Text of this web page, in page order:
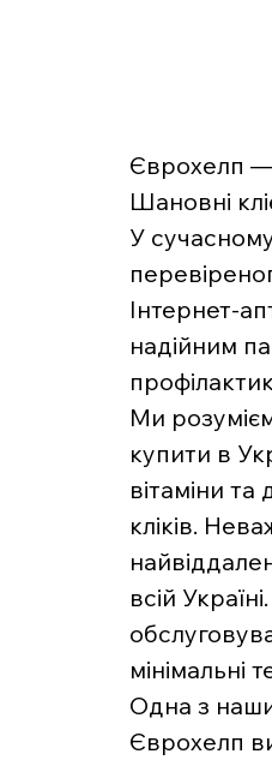
Єврохелп —
Шановні
У
Інтернет-
надійним
Ми
купити в
вітаміни
кліків.
всій
мінімальні
Одна з
Єврохелп